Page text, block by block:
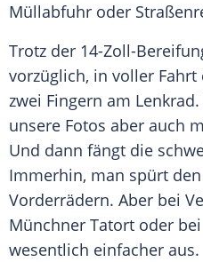
Müllabfuhr oder
Trotz der 14-Zoll-
vorzüglich, in voller
zwei Fingern am
unsere Fotos aber auch
Und dann fängt die
Immerhin, man spürt
Vorderrädern. Aber bei
Münchner Tatort oder
wesentlich einfacher aus.